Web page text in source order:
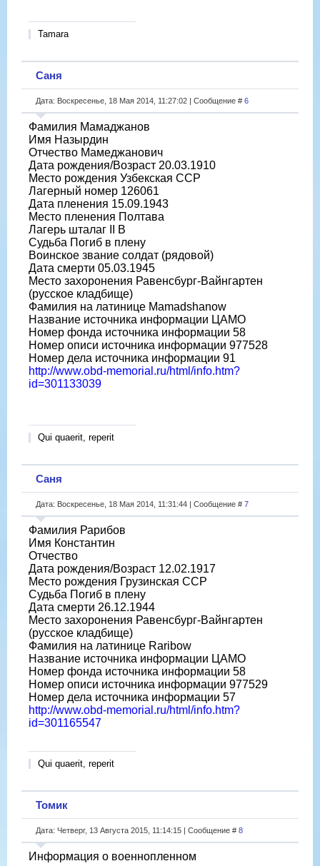
Tamara
Саня
Дата: Воскресенье, 18 Мая 2014, 11:27:02 | Сообщение # 6
Фамилия Мамаджанов
Имя Назырдин
Отчество Мамеджанович
Дата рождения/Возраст 20.03.1910
Место рождения Узбекская ССР
Лагерный номер 126061
Дата пленения 15.09.1943
Место пленения Полтава
Лагерь шталаг II B
Судьба Погиб в плену
Воинское звание солдат (рядовой)
Дата смерти 05.03.1945
Место захоронения Равенсбург-Вайнгартен
(русское кладбище)
Фамилия на латинице Mamadshanow
Название источника информации ЦАМО
Номер фонда источника информации 58
Номер описи источника информации 977528
Номер дела источника информации 91
http://www.obd-memorial.ru/html/info.htm?
id=301133039
Qui quaerit, reperit
Саня
Дата: Воскресенье, 18 Мая 2014, 11:31:44 | Сообщение # 7
Фамилия Рарибов
Имя Константин
Отчество
Дата рождения/Возраст 12.02.1917
Место рождения Грузинская ССР
Судьба Погиб в плену
Дата смерти 26.12.1944
Место захоронения Равенсбург-Вайнгартен
(русское кладбище)
Фамилия на латинице Raribow
Название источника информации ЦАМО
Номер фонда источника информации 58
Номер описи источника информации 977529
Номер дела источника информации 57
http://www.obd-memorial.ru/html/info.htm?
id=301165547
Qui quaerit, reperit
Томик
Дата: Четверг, 13 Августа 2015, 11:14:15 | Сообщение # 8
Информация о военнопленном